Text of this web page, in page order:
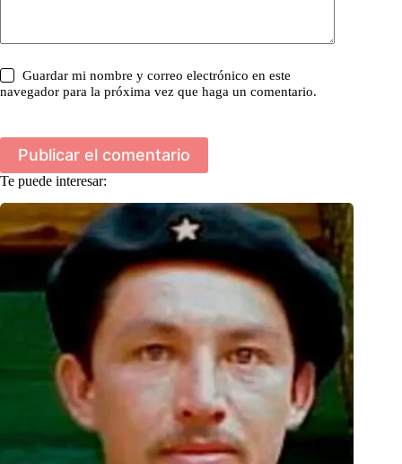
Guardar mi nombre y correo electrónico en este
navegador para la próxima vez que haga un comentario.
Publicar el comentario
Te puede interesar: